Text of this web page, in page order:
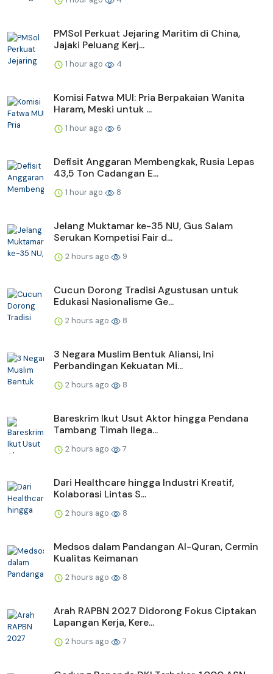
PMSol Perkuat Jejaring Maritim di China,
Jajaki Peluang Kerj...
1 hour ago 4
Komisi Fatwa MUI: Pria Berpakaian Wanita
Haram, Meski untuk ...
1 hour ago 6
Defisit Anggaran Membengkak, Rusia Lepas
43,5 Ton Cadangan E...
1 hour ago 8
Jelang Muktamar ke-35 NU, Gus Salam
Serukan Kompetisi Fair d...
2 hours ago 9
Cucun Dorong Tradisi Agustusan untuk
Edukasi Nasionalisme Ge...
2 hours ago 8
3 Negara Muslim Bentuk Aliansi, Ini
Perbandingan Kekuatan Mi...
2 hours ago 8
Bareskrim Ikut Usut Aktor hingga Pendana
Tambang Timah Ilega...
2 hours ago 7
Dari Healthcare hingga Industri Kreatif,
Kolaborasi Lintas S...
2 hours ago 8
Medsos dalam Pandangan Al-Quran, Cermin
Kualitas Keimanan
2 hours ago 8
Arah RAPBN 2027 Didorong Fokus Ciptakan
Lapangan Kerja, Kere...
2 hours ago 7